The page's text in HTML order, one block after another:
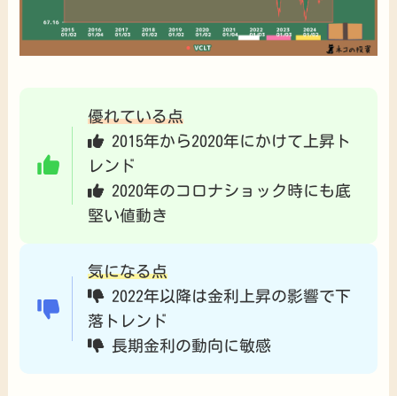
優れている点
2015年から2020年にかけて上昇ト
レンド
2020年のコロナショック時にも底
堅い値動き
気になる点
2022年以降は金利上昇の影響で下
落トレンド
長期金利の動向に敏感